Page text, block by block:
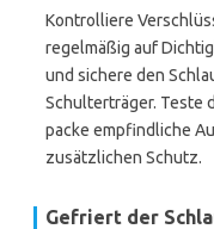
Kontrolliere
regelmäßig auf
und sichere den
Schulterträger. Teste
packe empfindliche
zusätzlichen Schutz.
Gefriert der